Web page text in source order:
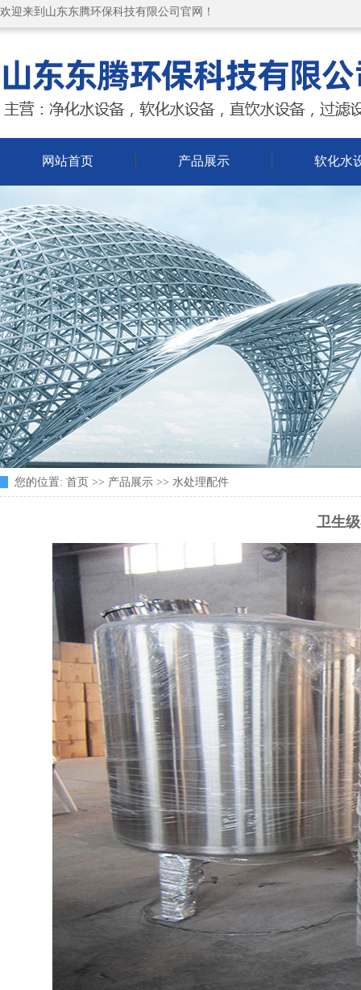
欢迎来到山东东腾环保科技有限公司官网！
网站首页 产品展示 软化水
您的位置: 首页 >> 产品展示 >> 水处理配件
卫生